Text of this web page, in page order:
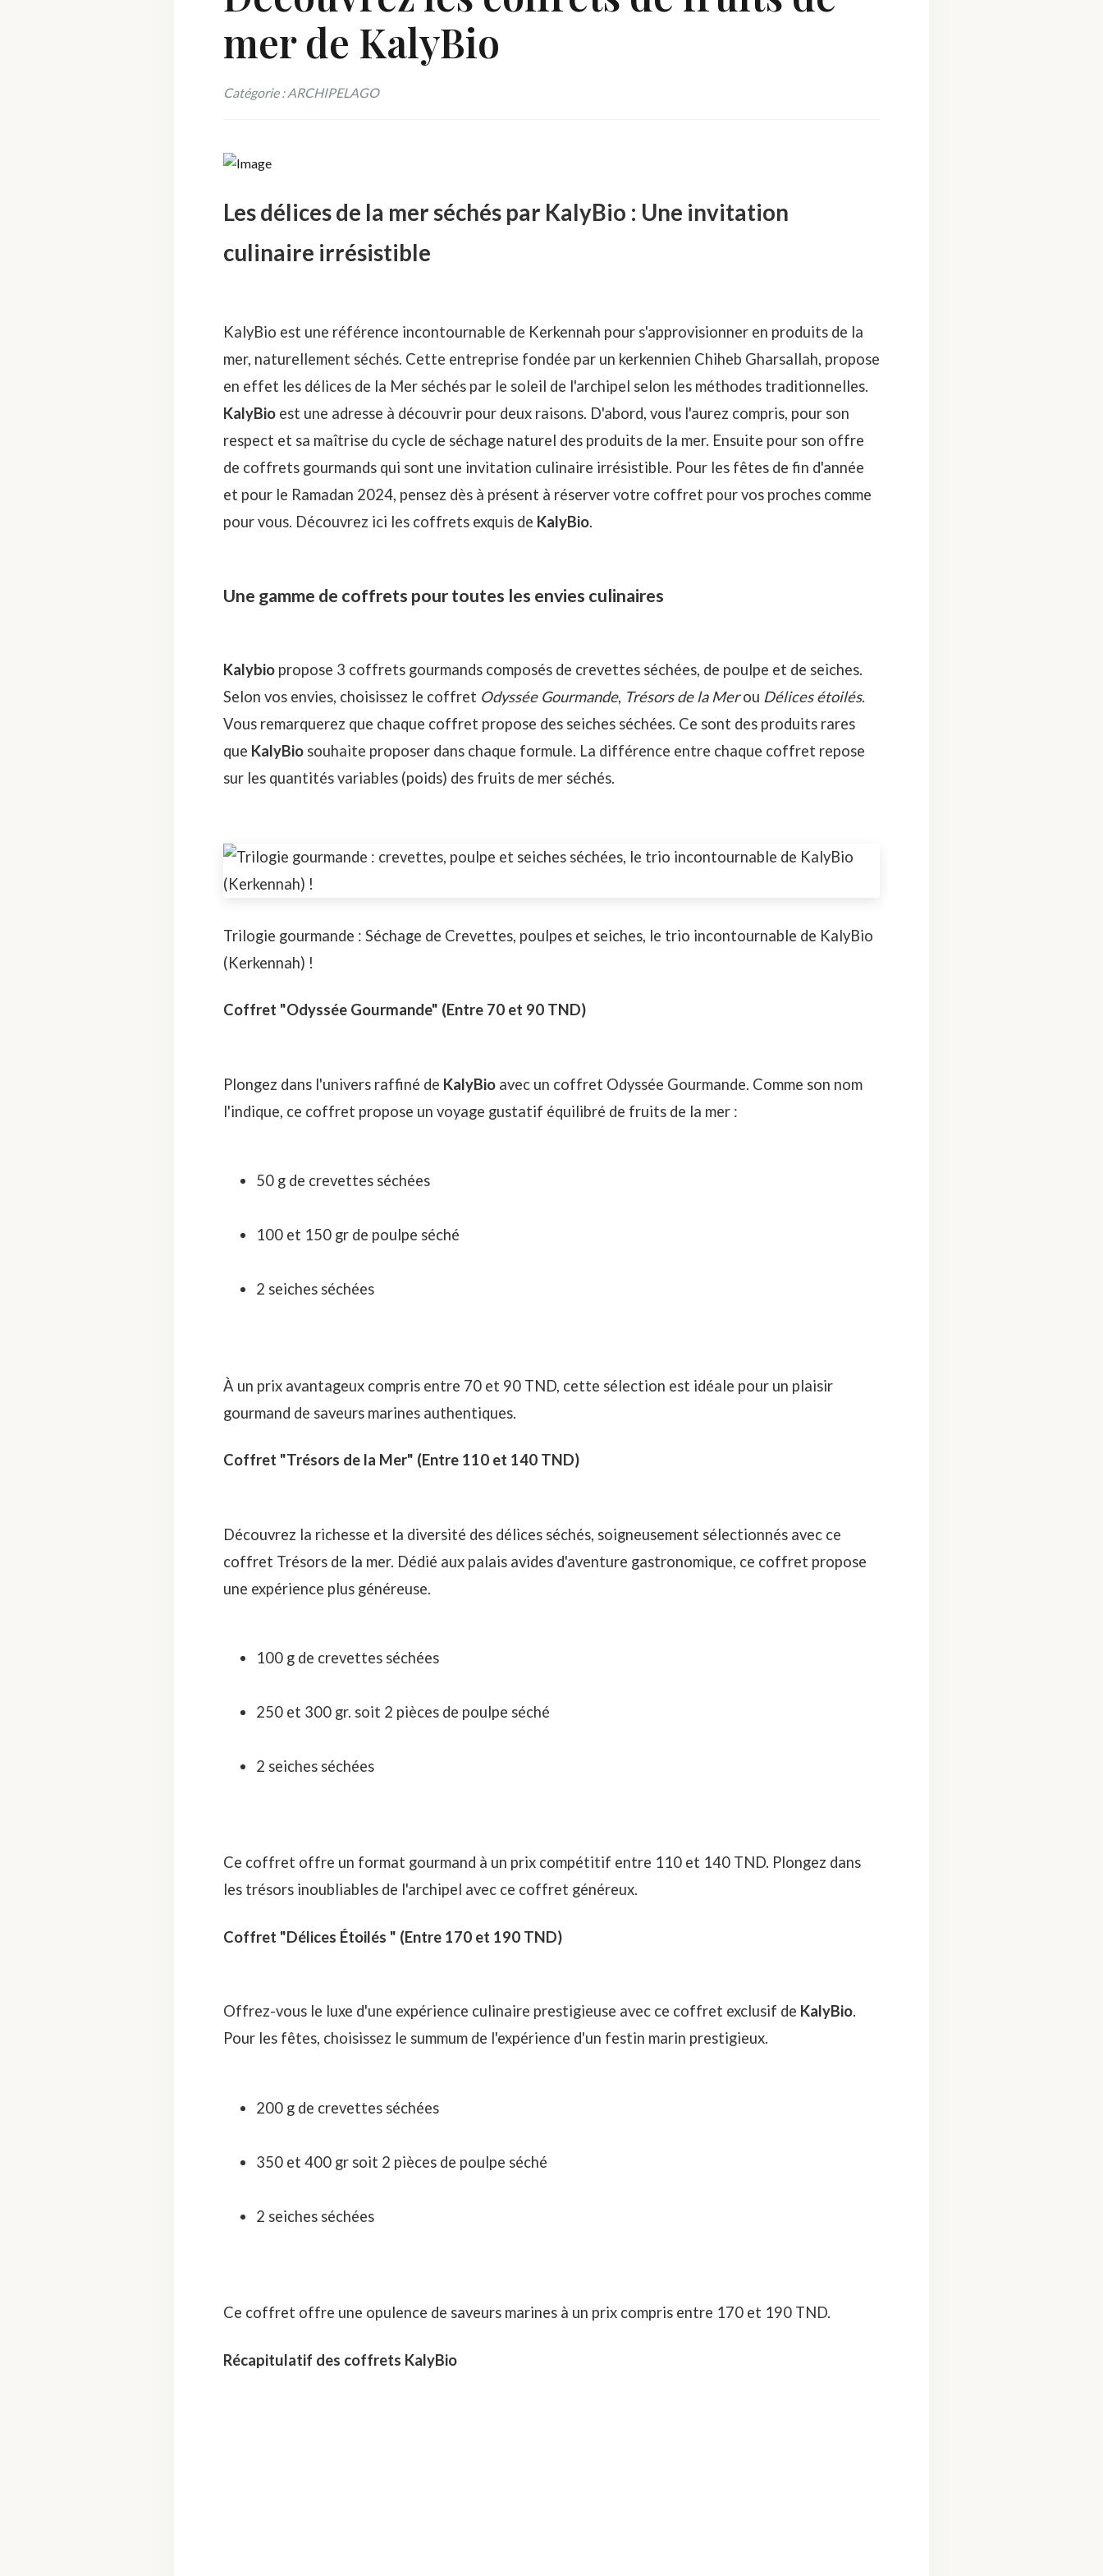
mer de KalyBio
Catégorie : ARCHIPELAGO
Les délices de la mer séchés par KalyBio : Une invitation
culinaire irrésistible
KalyBio est une référence incontournable de Kerkennah pour s'approvisionner en produits de la
mer, naturellement séchés. Cette entreprise fondée par un kerkennien Chiheb Gharsallah, propose
en effet les délices de la Mer séchés par le soleil de l'archipel selon les méthodes traditionnelles.
KalyBio est une adresse à découvrir pour deux raisons. D'abord, vous l'aurez compris, pour son
respect et sa maîtrise du cycle de séchage naturel des produits de la mer. Ensuite pour son offre
de coffrets gourmands qui sont une invitation culinaire irrésistible. Pour les fêtes de fin d'année
et pour le Ramadan 2024, pensez dès à présent à réserver votre coffret pour vos proches comme
pour vous. Découvrez ici les coffrets exquis de KalyBio.
Une gamme de coffrets pour toutes les envies culinaires
Kalybio propose 3 coffrets gourmands composés de crevettes séchées, de poulpe et de seiches.
Selon vos envies, choisissez le coffret Odyssée Gourmande, Trésors de la Merou Délices étoilés.
Vous remarquerez que chaque coffret propose des seiches séchées. Ce sont des produits rares
que KalyBio souhaite proposer dans chaque formule. La différence entre chaque coffret repose
sur les quantités variables (poids) des fruits de mer séchés.
Trilogie gourmande : Séchage de Crevettes, poulpes et seiches, le trio incontournable de KalyBio
(Kerkennah) !
Coffret "Odyssée Gourmande" (Entre 70 et 90 TND)
Plongez dans l'univers raffiné de KalyBio avec un coffret Odyssée Gourmande. Comme son nom
l'indique, ce coffret propose un voyage gustatif équilibré de fruits de la mer :
50 g de crevettes séchées
100 et 150 gr de poulpe séché
2 seiches séchées
À un prix avantageux compris entre 70 et 90 TND, cette sélection est idéale pour un plaisir
gourmand de saveurs marines authentiques.
Coffret "Trésors de la Mer" (Entre 110 et 140 TND)
Découvrez la richesse et la diversité des délices séchés, soigneusement sélectionnés avec ce
coffret Trésors de la mer. Dédié aux palais avides d'aventure gastronomique, ce coffret propose
une expérience plus généreuse.
100 g de crevettes séchées
250 et 300 gr. soit 2 pièces de poulpe séché
2 seiches séchées
Ce coffret offre un format gourmand à un prix compétitif entre 110 et 140 TND. Plongez dans
les trésors inoubliables de l'archipel avec ce coffret généreux.
Coffret "Délices Étoilés " (Entre 170 et 190 TND)
Offrez-vous le luxe d'une expérience culinaire prestigieuse avec ce coffret exclusif de KalyBio.
Pour les fêtes, choisissez le summum de l'expérience d'un festin marin prestigieux.
200 g de crevettes séchées
350 et 400 gr soit 2 pièces de poulpe séché
2 seiches séchées
Ce coffret offre une opulence de saveurs marines à un prix compris entre 170 et 190 TND.
Récapitulatif des coffrets KalyBio